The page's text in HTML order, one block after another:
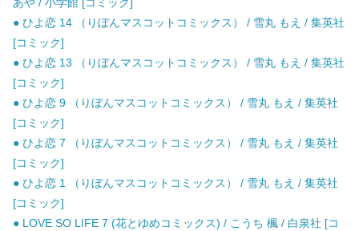
● ひよ恋 14 （りぼんマスコットコミックス） / 雪丸 もえ / 集英社
[コミック]
● ひよ恋 13 （りぼんマスコットコミックス） / 雪丸 もえ / 集英社
[コミック]
● ひよ恋 9 （りぼんマスコットコミックス） / 雪丸 もえ / 集英社
[コミック]
● ひよ恋 7 （りぼんマスコットコミックス） / 雪丸 もえ / 集英社
[コミック]
● ひよ恋 1 （りぼんマスコットコミックス） / 雪丸 もえ / 集英社
[コミック]
● LOVE SO LIFE 7 (花とゆめコミックス) / こうち 楓 / 白泉社 [コ